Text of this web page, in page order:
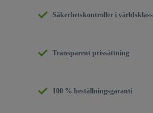
Säkerhetskontroller i världsklass
Transparent prissättning
100 % beställningsgaranti